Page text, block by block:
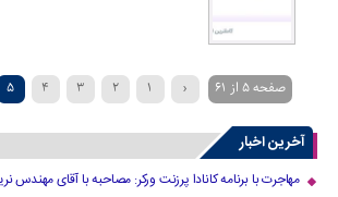
صفحه 5 از 61 ‹
1
2
3
4
5
9
10
›
20
30
40 آخرین اخبار
مهاجرت با برنامه کانادا پرزنت ورکر: مصاحبه با آقای مهندس